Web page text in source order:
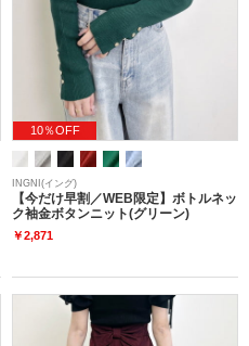
10％OFF
INGNI(イング)
【今だけ早割／WEB限定】ボトルネッ
ク袖金ボタンニット(グリーン)
￥2,871